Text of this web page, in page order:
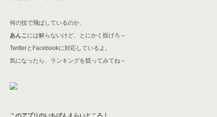
何の技で飛ばしているのか、
あんこ には解らないけど、とにかく投げろ～
TwitterとFacebookに対応しているよ。
気になったら、ランキングを競ってみてね～
このアプリのいちばんえらいところ！